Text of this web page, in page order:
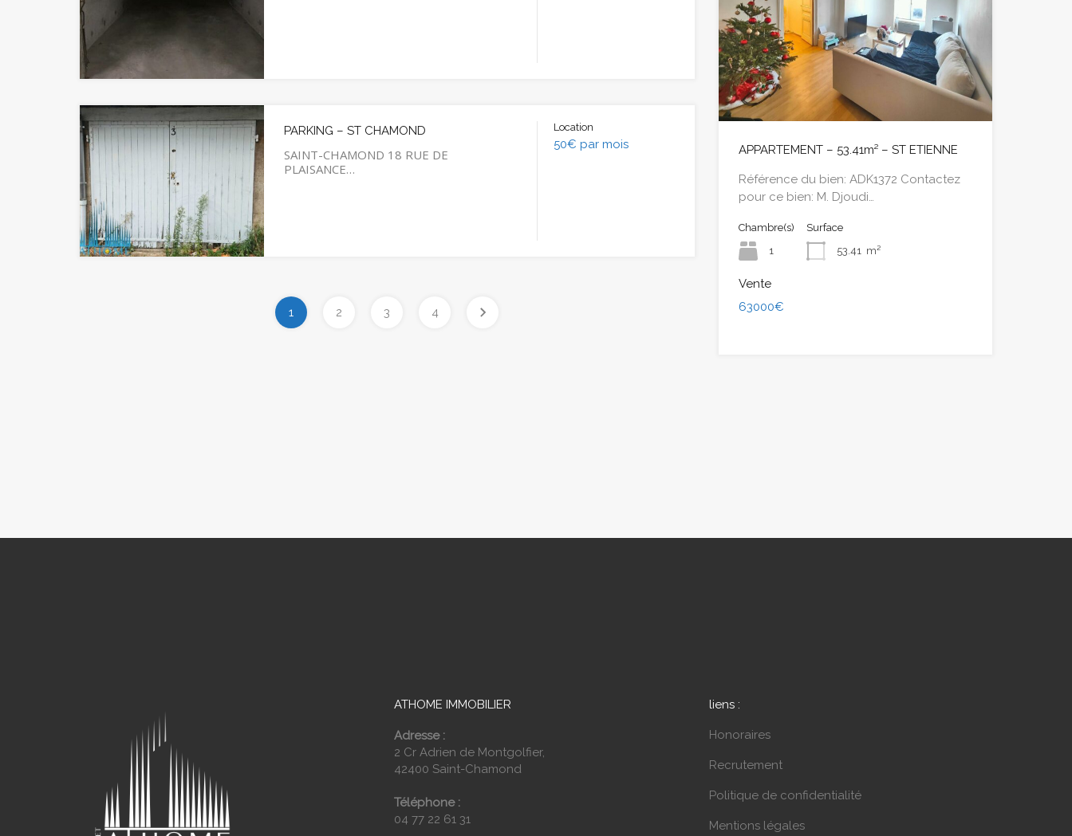
PARKING – ST CHAMOND
SAINT-CHAMOND 18 RUE DE
PLAISANCE…
Location
50€ par mois
1 2 3 4
APPARTEMENT – 53.41m² – ST ETIENNE
Référence du bien: ADK1372 Contactez
pour ce bien: M. Djoudi…
Chambre(s)
1
Surface
53.41 m²
Vente
63000€
ATHOME IMMOBILIER
Adresse :
2 Cr Adrien de Montgolfier,
42400 Saint-Chamond
Téléphone :
04 77 22 61 31
liens :
Honoraires
Recrutement
Politique de confidentialité
Mentions légales